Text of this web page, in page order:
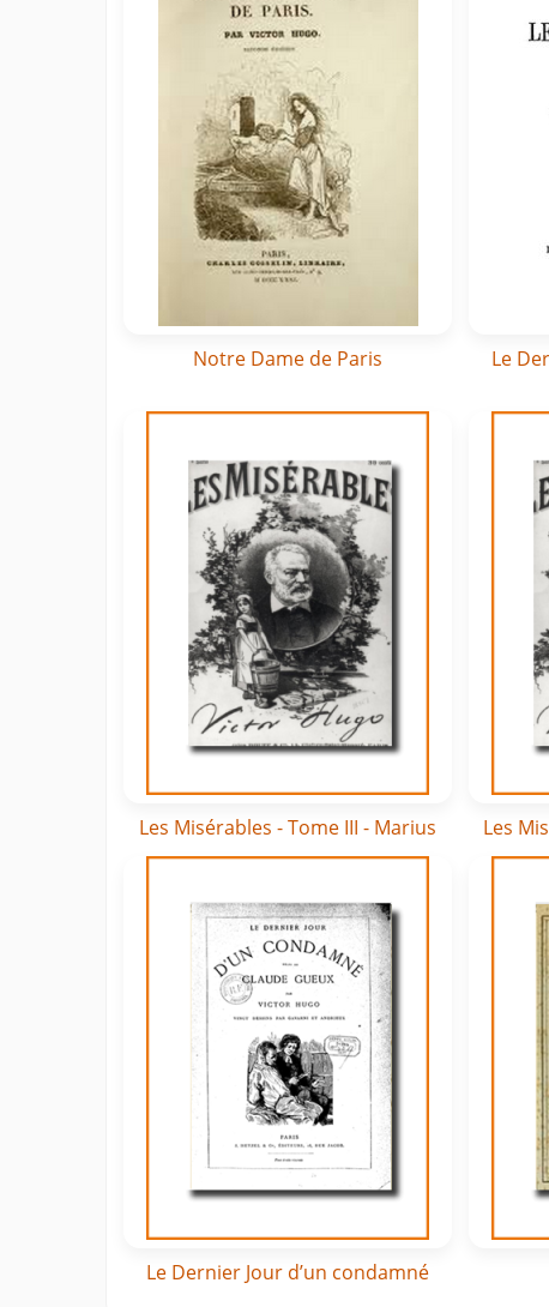
Notre Dame de Paris Le
Les Misérables - Tome III - Marius Les
Le Dernier Jour d’un condamné